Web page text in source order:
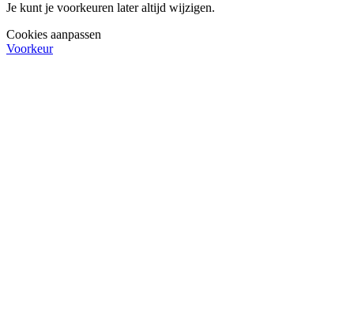
Je kunt je voorkeuren later altijd wijzigen.
Cookies aanpassen
Voorkeur